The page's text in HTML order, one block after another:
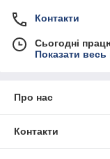
Контакти
Сьогодні
Показати весь
Про нас
Контакти